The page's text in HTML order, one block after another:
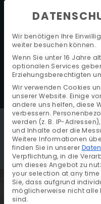
HOME >
Wir benötigen Ihre
weiter besuchen können.
Wenn Sie unter 16 Jahre
optionalen Services
Erziehungsberechtigten
Wir verwenden Cookies
unserer Website. Einige
andere uns helfen, diese
verbessern.
werden (z. B. IP-
und Inhalte oder die
Weitere Informationen
finden Sie in unserer
Verpflichtung, in die
um dieses Angebot zu
your selection at any
Sie, dass aufgrund
möglicherweise nicht alle
sind.